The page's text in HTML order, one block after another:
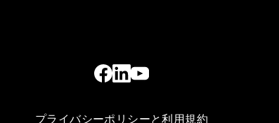
プライバシーポリシーと利用規約